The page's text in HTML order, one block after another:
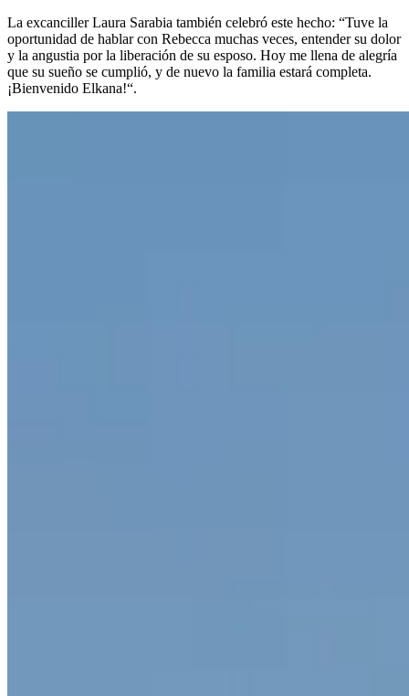
La excanciller Laura Sarabia también celebró este hecho: “Tuve la
oportunidad de hablar con Rebecca muchas veces, entender su dolor
y la angustia por la liberación de su esposo. Hoy me llena de alegría
que su sueño se cumplió, y de nuevo la familia estará completa.
¡Bienvenido Elkana!“.